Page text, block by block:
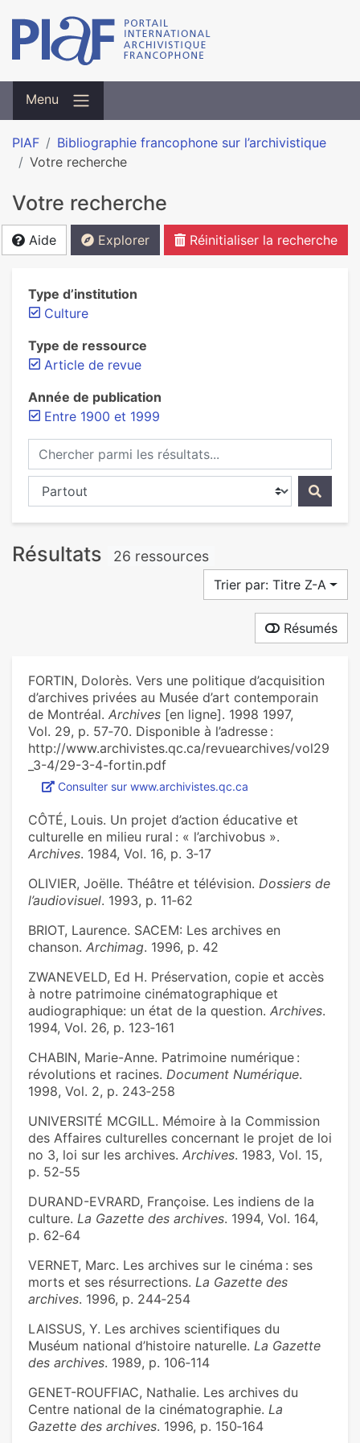
Menu
PIAF
Bibliographie francophone sur l’archivistique
Votre recherche
Votre recherche
Aide Explorer Réinitialiser la recherche
Type d’institution
Culture
Type de ressource
Article de revue
Année de publication
Entre 1900 et 1999
Chercher parmi les résultats...
Chercher dans...
Résultats 26 ressources
Trier par: Titre Z-A
Résumés
FORTIN, Dolorès. Vers une politique d’acquisition
d’archives privées au Musée d’art contemporain
de Montréal. Archives [en ligne]. 1998 1997,
Vol. 29, p. 57‑70. Disponible à l’adresse :
http://www.archivistes.qc.ca/revuearchives/vol29
_3-4/29-3-4-fortin.pdf
Consulter sur www.archivistes.qc.ca
CÔTÉ, Louis. Un projet d’action éducative et
culturelle en milieu rural : « l’archivobus ».
Archives. 1984, Vol. 16, p. 3‑17
OLIVIER, Joëlle. Théâtre et télévision. Dossiers de
l’audiovisuel. 1993, p. 11‑62
BRIOT, Laurence. SACEM: Les archives en
chanson. Archimag. 1996, p. 42
ZWANEVELD, Ed H. Préservation, copie et accès
à notre patrimoine cinématographique et
audiographique: un état de la question. Archives.
1994, Vol. 26, p. 123‑161
CHABIN, Marie-Anne. Patrimoine numérique :
révolutions et racines. Document Numérique.
1998, Vol. 2, p. 243‑258
UNIVERSITÉ MCGILL. Mémoire à la Commission
des Affaires culturelles concernant le projet de loi
no 3, loi sur les archives. Archives. 1983, Vol. 15,
p. 52‑55
DURAND-EVRARD, Françoise. Les indiens de la
culture. La Gazette des archives. 1994, Vol. 164,
p. 62‑64
VERNET, Marc. Les archives sur le cinéma : ses
morts et ses résurrections. La Gazette des
archives. 1996, p. 244‑254
LAISSUS, Y. Les archives scientifiques du
Muséum national d’histoire naturelle. La Gazette
des archives. 1989, p. 106‑114
GENET-ROUFFIAC, Nathalie. Les archives du
Centre national de la cinématographie. La
Gazette des archives. 1996, p. 150‑164